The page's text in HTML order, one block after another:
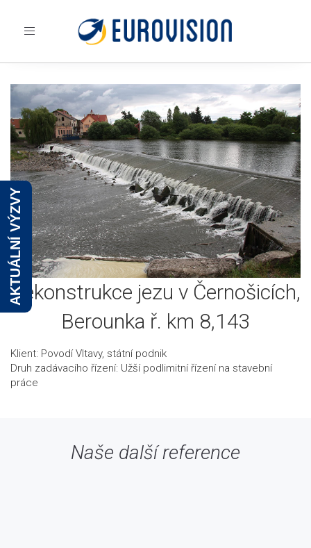
Toggle
Rekonstrukce jezu v Černošicích,
Berounka ř. km 8,143
Klient: Povodí Vltavy, státní podnik
Druh zadávacího řízení: Užší podlimitní řízení na stavební
práce
Naše další reference
AKTUÁLNÍ VÝZVY